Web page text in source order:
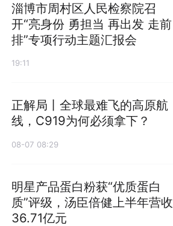
淄博市周村区人民检察院召
开“亮身份 勇担当 再出发 走前
排”专项行动主题汇报会
19:11
正解局丨全球最难飞的高原航
线，C919为何必须拿下？
08-07 08:29
明星产品蛋白粉获“优质蛋白
质”评级，汤臣倍健上半年营收
36.71亿元